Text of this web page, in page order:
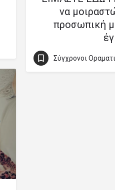
να
προσωπική
Σύγχρονοι